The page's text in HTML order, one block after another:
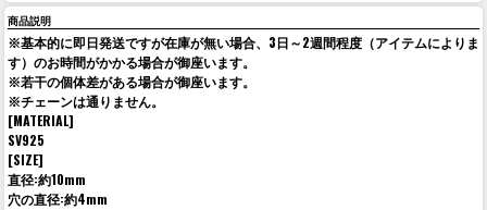
商品説明
※基本的に即日発送ですが在庫が無い場合、3日～2週間程度（アイテムによりま
す）のお時間がかかる場合が御座います。
※若干の個体差がある場合が御座います。
※チェーンは通りません。
[MATERIAL]
SV925
[SIZE]
直径:約10mm
穴の直径:約4mm